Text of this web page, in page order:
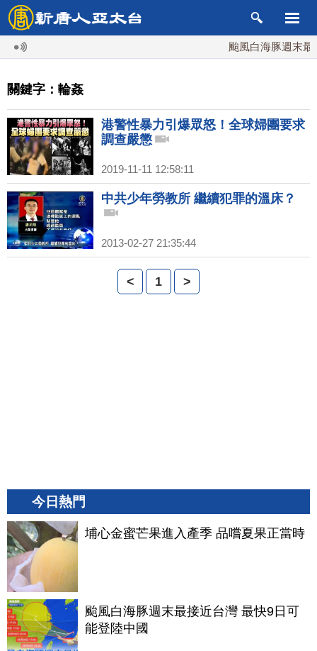
颱風白海豚週末最
關鍵字：輪姦
港警性暴力引爆眾怒！全球婦團要求
調查嚴懲
2019-11-11 12:58:11
中共少年勞教所 繼續犯罪的溫床？
2013-02-27 21:35:44
< 1 >
今日熱門
埔心金蜜芒果進入產季 品嚐夏果正當時
颱風白海豚週末最接近台灣 最快9日可
能登陸中國